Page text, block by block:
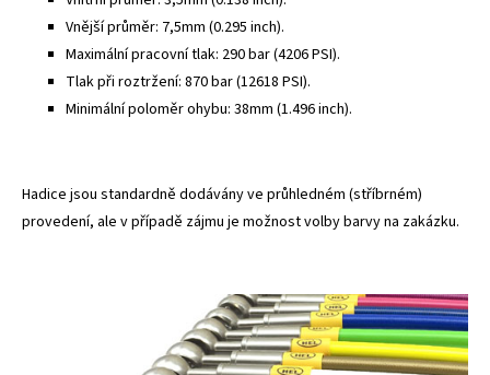
Vnější průměr: 7,5mm (0.295 inch).
Maximální pracovní tlak: 290 bar (4206 PSI).
Tlak při roztržení: 870 bar (12618 PSI).
Minimální poloměr ohybu: 38mm (1.496 inch).
Hadice jsou standardně dodávány ve průhledném (stříbrném)
provedení, ale v případě zájmu je možnost volby barvy na zakázku.